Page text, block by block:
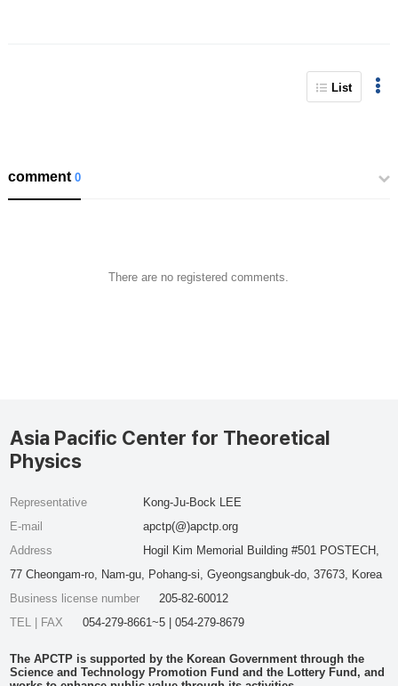
List
comment0
There are no registered comments.
Asia Pacific Center for Theoretical
Physics
Representative
Kong-Ju-Bock LEE
E-mail
apctp(@)apctp.org
Address
Hogil Kim Memorial Building #501 POSTECH,
77 Cheongam-ro, Nam-gu, Pohang-si, Gyeongsangbuk-do, 37673, Korea
Business license number
205-82-60012
TEL | FAX
054-279-8661~5 | 054-279-8679
The APCTP is supported by the Korean Government through the
Science and Technology Promotion Fund and the Lottery Fund, and